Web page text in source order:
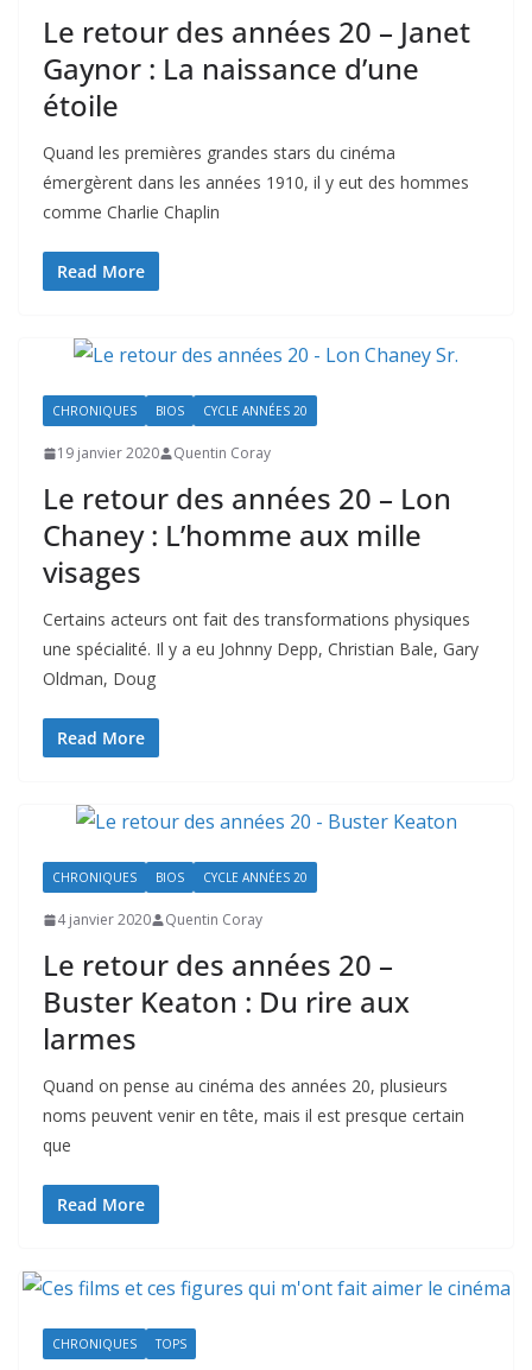
Le retour des années 20 – Janet
Gaynor : La naissance d’une
étoile
Quand les premières grandes stars du cinéma
émergèrent dans les années 1910, il y eut des hommes
comme Charlie Chaplin
Read More
CHRONIQUES BIOS CYCLE ANNÉES 20
19 janvier 2020 Quentin Coray
Le retour des années 20 – Lon
Chaney : L’homme aux mille
visages
Certains acteurs ont fait des transformations physiques
une spécialité. Il y a eu Johnny Depp, Christian Bale, Gary
Oldman, Doug
Read More
CHRONIQUES BIOS CYCLE ANNÉES 20
4 janvier 2020 Quentin Coray
Le retour des années 20 –
Buster Keaton : Du rire aux
larmes
Quand on pense au cinéma des années 20, plusieurs
noms peuvent venir en tête, mais il est presque certain
que
Read More
CHRONIQUES TOPS